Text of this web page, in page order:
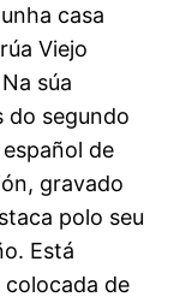
casa
Viejo
súa
do segundo
de
gravado
polo seu
Está
de